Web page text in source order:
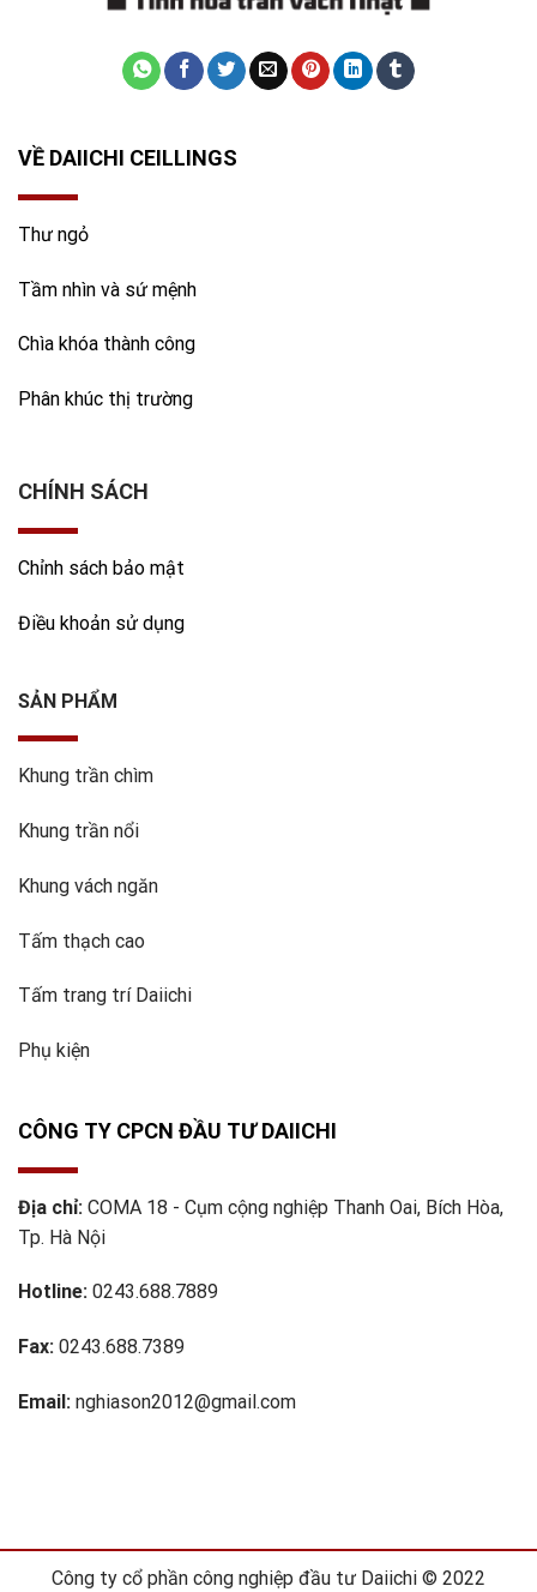
VỀ DAIICHI CEILLINGS
Thư ngỏ
Tầm nhìn và sứ mệnh
Chìa khóa thành công
Phân khúc thị trường
CHÍNH SÁCH
Chỉnh sách bảo mật
Điều khoản sử dụng
SẢN PHẨM
Khung trần chìm
Khung trần nổi
Khung vách ngăn
Tấm thạch cao
Tấm trang trí Daiichi
Phụ kiện
CÔNG TY CPCN ĐẦU TƯ DAIICHI
Địa chỉ:COMA 18 - Cụm cộng nghiệp Thanh Oai, Bích Hòa,
Tp. Hà Nội
Hotline: 0243.688.7889
Fax: 0243.688.7389
Email: nghiason2012@gmail.com
Công ty cổ phần công nghiệp đầu tư Daiichi © 2022